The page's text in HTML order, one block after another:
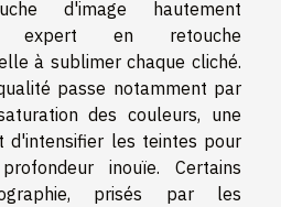
d'image hautement
expert en retouche
à sublimer chaque cliché.
passe notamment par
des couleurs, une
d'intensifier les teintes pour
inouïe. Certains
prisés par les